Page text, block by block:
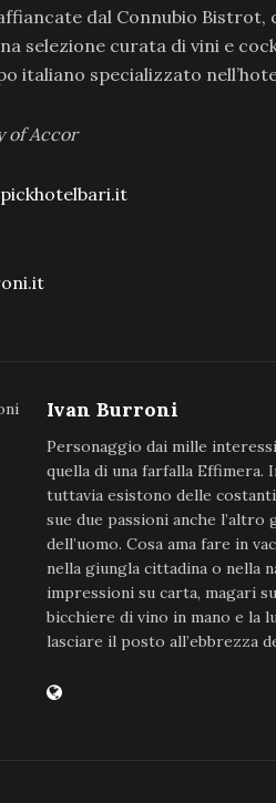
dal Connubio
selezione curata di vini e
italiano specializzato
of Accor
Ivan Burroni
Personaggio dai mille
quella di una farfalla Effimera.
tuttavia esistono delle
sue due passioni anche
dell’uomo. Cosa ama fare in
nella giungla cittadina o nella
impressioni su carta, magari
bicchiere di vino in mano e la
lasciare il posto all’ebbrezza